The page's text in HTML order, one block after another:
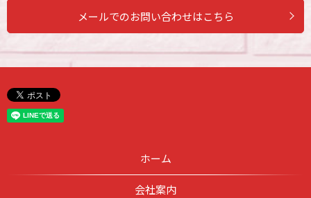
メールでのお問い合わせはこちら
ホーム
会社案内